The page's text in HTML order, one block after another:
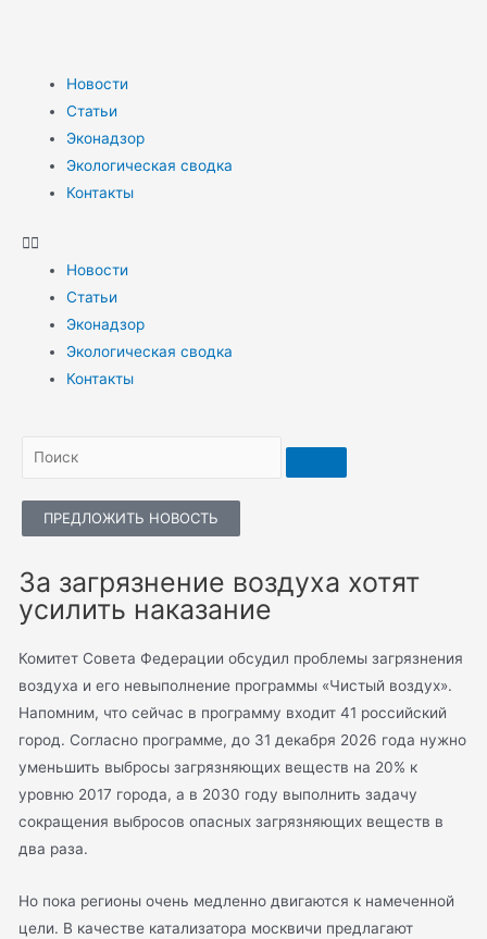
Новости
Статьи
Эконадзор
Экологическая сводка
Контакты
Новости
Статьи
Эконадзор
Экологическая сводка
Контакты
ПРЕДЛОЖИТЬ НОВОСТЬ
За загрязнение воздуха хотят
усилить наказание
Комитет Совета Федерации обсудил проблемы загрязнения
воздуха и его невыполнение программы «Чистый воздух».
Напомним, что сейчас в программу входит 41 российский
город. Согласно программе, до 31 декабря 2026 года нужно
уменьшить выбросы загрязняющих веществ на 20% к
уровню 2017 города, а в 2030 году выполнить задачу
сокращения выбросов опасных загрязняющих веществ в
два раза.
Но пока регионы очень медленно двигаются к намеченной
цели. В качестве катализатора москвичи предлагают